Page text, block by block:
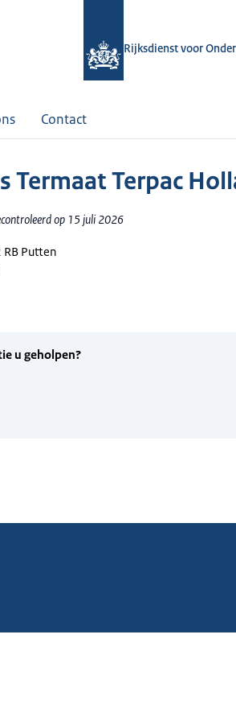
Rijksdienst voor
Contact
Termaat Terpac
op 15 juli 2026
Putten